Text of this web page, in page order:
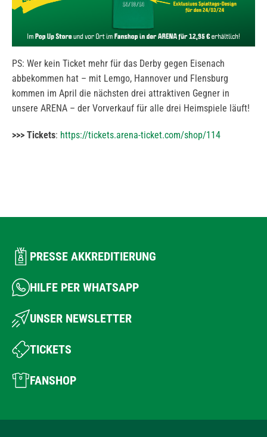
PS: Wer kein Ticket mehr für das Derby gegen Eisenach
abbekommen hat – mit Lemgo, Hannover und Flensburg
kommen im April die nächsten drei attraktiven Gegner in
unsere ARENA – der Vorverkauf für alle drei Heimspiele läuft!
>>> Tickets: https://tickets.arena-ticket.com/shop/114
PRESSE AKKREDITIERUNG
HILFE PER WHATSAPP
UNSER NEWSLETTER
TICKETS
FANSHOP